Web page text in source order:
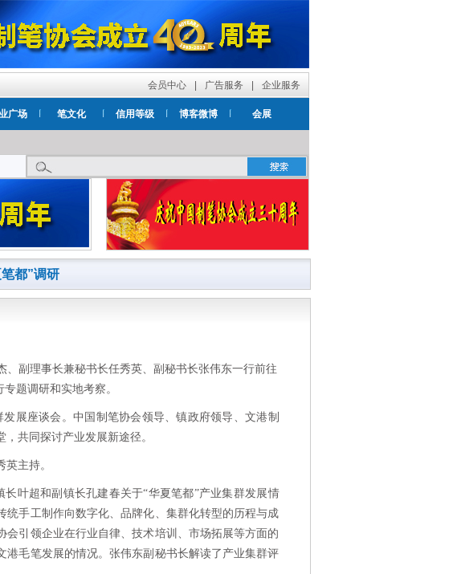
会员中心 广告服务 企业服务
广场 笔文化 信用等级 博客微博 会展
都”调研
、副理事长兼秘书长任秀英、副秘书长张伟东一行前往
题调研和实地考察。
发展座谈会。中国制笔协会领导、镇政府领导、文港制
共同探讨产业发展新途径。
主持。
长叶超和副镇长孔建春关于“华夏笔都”产业集群发展情
统手工制作向数字化、品牌化、集群化转型的历程与成
引领企业在行业自律、技术培训、市场拓展等方面的
港毛笔发展的情况。张伟东副秘书长解读了产业集群评